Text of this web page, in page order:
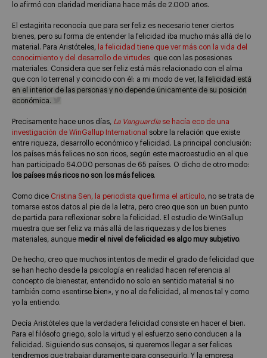
lo afirmó con claridad meridiana hace más de 2.000 años.
El estagirita reconocía que para ser feliz es necesario tener ciertos
bienes, pero su forma de entender la felicidad iba mucho más allá de lo
material. Para Aristóteles,
la felicidad tiene que ver más con la vida del
conocimiento y del desarrollo de virtudes que con las posesiones
materiales. Considera que ser feliz está más relacionado con el alma
que con lo terrenal y coincido con él: a mi modo de ver,
la felicidad está
en el interior de las personas y no depende únicamente de su posición
económica.
Precisamente hace unos días, La Vanguardiase hacía eco de una
investigación de WinGallup International
sobre la relación que existe
entre riqueza, desarrollo económico y felicidad. La principal conclusión:
los países más felices no son ricos, según este macroestudio en el que
han participado 64.000 personas de 65 países. O dicho de otro modo:
los países más ricos no son los más felices.
Como dice Cristina Sen, la periodista que firma el artículo, no se trata de
tomarse estos datos al pie de la letra, pero creo que son un buen punto
de partida para reflexionar sobre la felicidad. El estudio de WinGallup
muestra que ser feliz va más allá de las riquezas y de los bienes
materiales, aunque medir el nivel de felicidad es algo muy subjetivo.
De hecho, creo que muchos intentos de medir el grado de felicidad que
se han hecho desde la psicología en realidad hacen referencia al
concepto de bienestar, entendido no solo en sentido material si no
también como «sentirse bien», y no al de felicidad, al menos tal y como
yo la entiendo.
Decía Aristóteles que la verdadera felicidad consiste en hacer el bien.
Para el filósofo griego, solo la virtud y el esfuerzo serio conducen a la
felicidad. Siguiendo sus consejos, si queremos llegar a ser felices
tendremos que trabajar duramente para conseguirlo. Y la empresa